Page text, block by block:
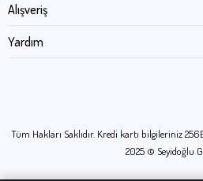
süre dayanır. Bal, doğal şeker içeriği
Fındık kakaolu krema
Alışveriş
Yardım
Tüm Hakları Saklıdır. Kredi kartı bilgileriniz
2025 © Seyidoğlu